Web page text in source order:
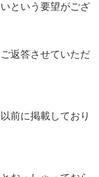
という要望がござ
返答させていただ
前に掲載しており